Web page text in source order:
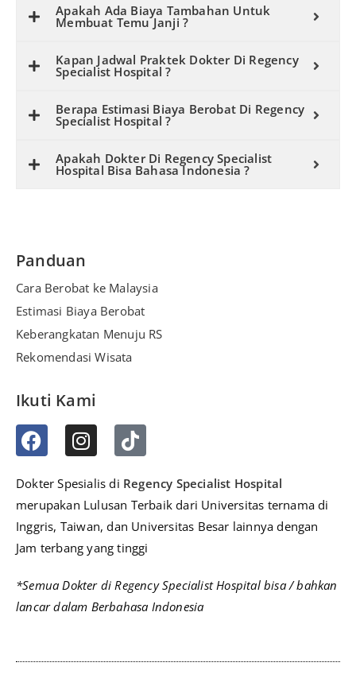
e
Apakah Ada Biaya Tambahan Untuk
Membuat Temu Janji ?
Kapan Jadwal Praktek Dokter Di Regency
Specialist Hospital ?
Berapa Estimasi Biaya Berobat Di Regency
Specialist Hospital ?
Apakah Dokter Di Regency Specialist
Hospital Bisa Bahasa Indonesia ?
Panduan
Cara Berobat ke Malaysia
Estimasi Biaya Berobat
Keberangkatan Menuju RS
Rekomendasi Wisata
Ikuti Kami
Dokter Spesialis di Regency Specialist Hospital
merupakan Lulusan Terbaik dari Universitas ternama di
Inggris, Taiwan, dan Universitas Besar lainnya dengan
Jam terbang yang tinggi
*Semua Dokter di Regency Specialist Hospital bisa / bahkan
lancar dalam Berbahasa Indonesia